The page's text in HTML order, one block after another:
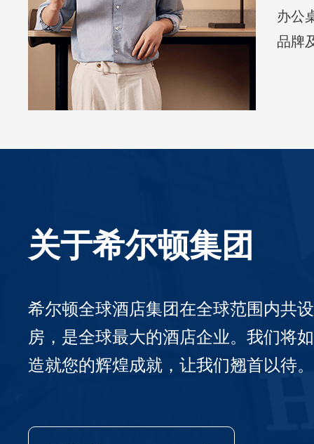
办公
品牌
关于希尔顿集团
希尔顿全球酒店集团在全球范围内共
房，是全球最大的酒店企业。我们将
造就您的辉煌成就，让我们翘首以待。